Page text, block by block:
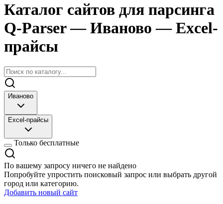
Каталог сайтов для парсинга
Q-Parser— Иваново — Excel-
прайсы
Иваново
Excel-прайсы
Только бесплатные
По вашему запросу ничего не найдено
Попробуйте упростить поисковый запрос или выбрать другой
город или категорию.
Добавить новый сайт